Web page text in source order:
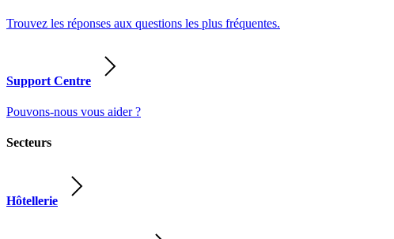
Trouvez les réponses aux questions les plus fréquentes.
Support Centre
Pouvons-nous vous aider ?
Secteurs
Hôtellerie